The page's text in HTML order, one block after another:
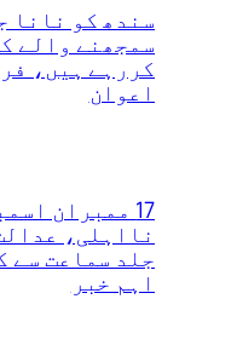
سندھ کو نانا
سمجھنے والے
کررہے ہیں،
اعوان
17 ممبران
نااہلی،
جلد سماعت سے
اہم خبر